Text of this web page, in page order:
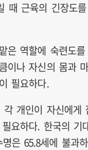
때 근육의 긴장도
은 역할에 숙련도
이나 자신의 몸과
필요하다.
각 개인이 자신에게
요하다. 한국의 기
은 65.8세에 불과